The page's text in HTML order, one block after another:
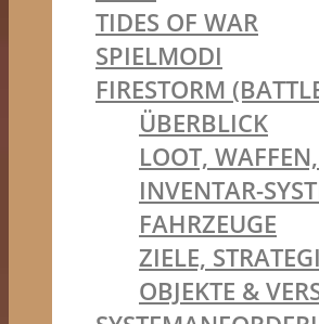
TIDES OF WAR
SPIELMODI
FIRESTORM
ÜBERBLICK
LOOT,
INVENTAR-
FAHRZEUGE
ZIELE,
OBJEKTE &